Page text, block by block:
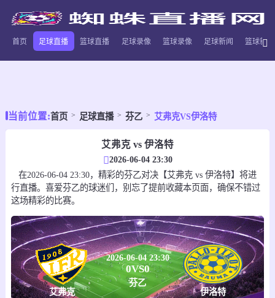
首页 足球直播 篮球直播 足球录像 篮球录像 足球新闻 篮球新闻
当前位置:首页 足球直播 芬乙 艾弗克VS伊洛特
艾弗克 vs 伊洛特
2026-06-04 23:30
在2026-06-04 23:30，精彩的芬乙对决【艾弗克 vs 伊洛特】将进
行直播。喜爱芬乙的球迷们，别忘了提前收藏本页面，确保不错过
这场精彩的比赛。
艾弗克
2026-06-04 23:30
0VS0
芬乙
伊洛特